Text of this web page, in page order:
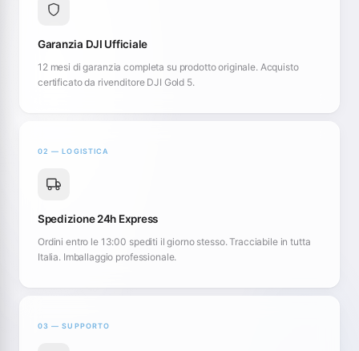
Garanzia DJI Ufficiale
12 mesi di garanzia completa su prodotto originale. Acquisto
certificato da rivenditore DJI Gold 5.
02 — LOGISTICA
Spedizione 24h Express
Ordini entro le 13:00 spediti il giorno stesso. Tracciabile in tutta
Italia. Imballaggio professionale.
03 — SUPPORTO